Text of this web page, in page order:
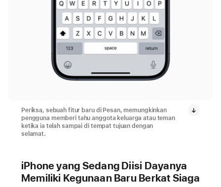
Periksa, sebuah fitur baru di Pesan, memungkinkan
pengguna memberi tahu anggota keluarga atau teman
ketika ia telah sampai di tempat tujuan dengan
selamat.
iPhone yang Sedang Diisi Dayanya
Memiliki Kegunaan Baru Berkat Siaga